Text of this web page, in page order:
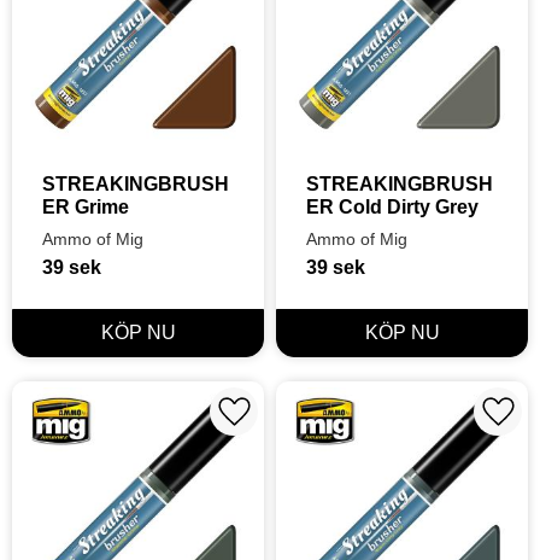
STREAKINGBRUSH
ER Grime
Ammo of Mig
39 sek
STREAKINGBRUSH
ER Cold Dirty Grey
Ammo of Mig
39 sek
Lägg till i favoriter